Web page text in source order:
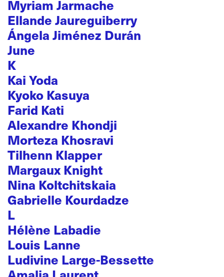
Myriam Jarmache
Ellande Jaureguiberry
Ángela Jiménez Durán
June
K
Kai Yoda
Kyoko Kasuya
Farid Kati
Alexandre Khondji
Morteza Khosravi
Tilhenn Klapper
Margaux Knight
Nina Koltchitskaia
Gabrielle Kourdadze
L
Hélène Labadie
Louis Lanne
Ludivine Large-Bessette